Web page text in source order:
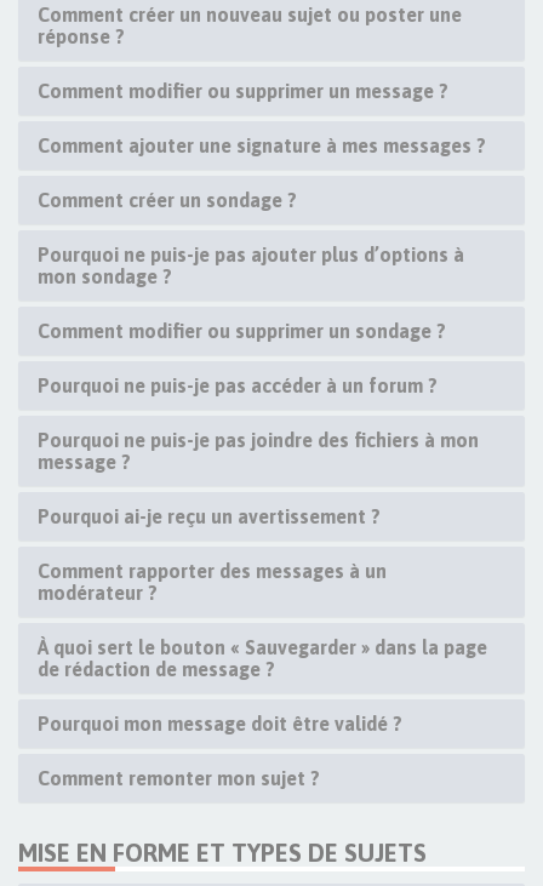
Comment créer un nouveau sujet ou poster une
réponse ?
Comment modifier ou supprimer un message ?
Comment ajouter une signature à mes messages ?
Comment créer un sondage ?
Pourquoi ne puis-je pas ajouter plus d’options à
mon sondage ?
Comment modifier ou supprimer un sondage ?
Pourquoi ne puis-je pas accéder à un forum ?
Pourquoi ne puis-je pas joindre des fichiers à mon
message ?
Pourquoi ai-je reçu un avertissement ?
Comment rapporter des messages à un
modérateur ?
À quoi sert le bouton « Sauvegarder » dans la page
de rédaction de message ?
Pourquoi mon message doit être validé ?
Comment remonter mon sujet ?
MISE EN FORME ET TYPES DE SUJETS